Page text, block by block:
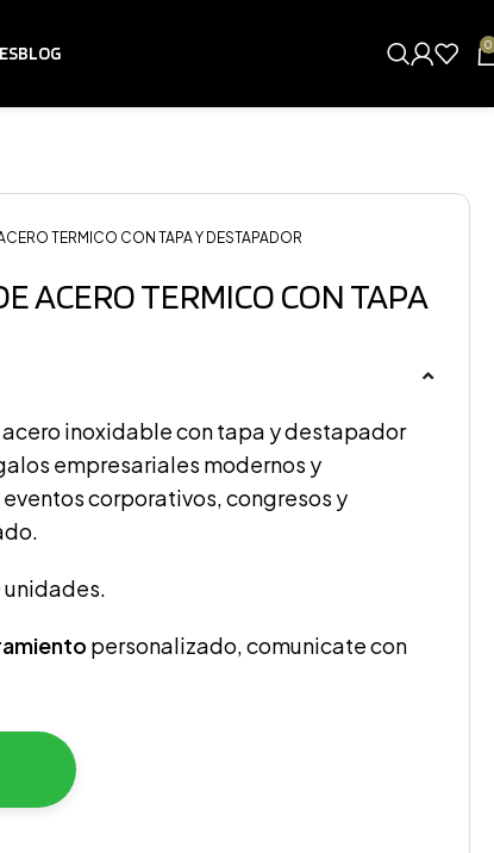
BLOG 0
TERMICO CON TAPA Y DESTAPADOR
ACERO TERMICO CON TAPA
inoxidable con tapa y destapador
empresariales modernos y
corporativos, congresos y
unidades.
personalizado, comunicate con